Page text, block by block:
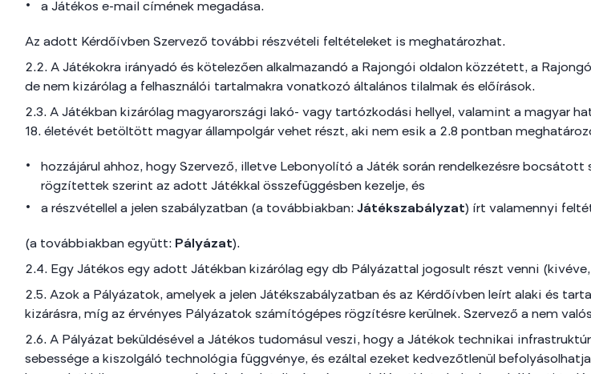
a Játékos e-mail címének megadása.
Az adott Kérdőívben Szervező további részvételi feltételeket is meghatározhat.
2.2. A Játékokra irányadó és kötelezően alkalmazandó a Rajongói oldalon közzétett, a
de nem kizárólag a felhasználói tartalmakra vonatkozó általános tilalmak és előírások.
2.3. A Játékban kizárólag magyarországi lakó- vagy tartózkodási hellyel, valamint a magyar
18. életévét betöltött magyar állampolgár vehet részt, aki nem esik a 2.8 pontban
hozzájárul ahhoz, hogy Szervező, illetve Lebonyolító a Játék során rendelkezésre
rögzítettek szerint az adott Játékkal összefüggésben kezelje, és
a részvétellel a jelen szabályzatban (a továbbiakban: Játékszabályzat) írt valamennyi
(a továbbiakban együtt: Pályázat).
2.4. Egy Játékos egy adott Játékban kizárólag egy db Pályázattal jogosult részt venni
2.5. Azok a Pályázatok, amelyek a jelen Játékszabályzatban és az Kérdőívben leírt alaki és
kizárásra, míg az érvényes Pályázatok számítógépes rögzítésre kerülnek. Szervező a nem
2.6. A Pályázat beküldésével a Játékos tudomásul veszi, hogy a Játékok technikai
sebessége a kiszolgáló technológia függvénye, és ezáltal ezeket kedvezőtlenül